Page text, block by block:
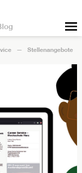
Stellenangebote